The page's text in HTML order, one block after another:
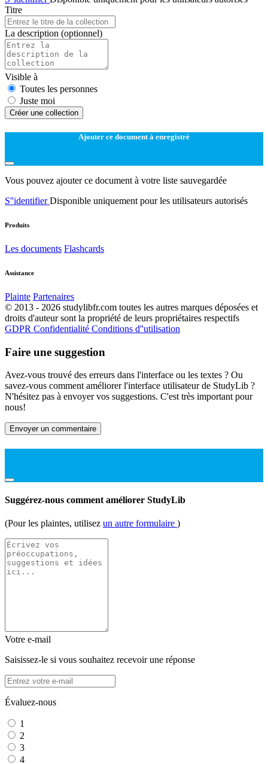
Titre
La description (optionnel)
Visible à
Toutes les personnes
Juste moi
Créer une collection
Ajouter ce document à enregistré
Vous pouvez ajouter ce document à votre liste sauvegardée
S''identifierDisponible uniquement pour les utilisateurs autorisés
Produits
Les documents Flashcards
Assistance
Plainte Partenaires
© 2013 - 2026 studylibfr.com toutes les autres marques déposées et
droits d'auteur sont la propriété de leurs propriétaires respectifs
GDPR Confidentialité Conditions d''utilisation
Faire une suggestion
Avez-vous trouvé des erreurs dans l'interface ou les textes ? Ou
savez-vous comment améliorer l'interface utilisateur de StudyLib ?
N'hésitez pas à envoyer vos suggestions. C'est très important pour
nous!
Envoyer un commentaire
Suggérez-nous comment améliorer StudyLib
(Pour les plaintes, utilisez un autre formulaire )
Votre e-mail
Saisissez-le si vous souhaitez recevoir une réponse
Évaluez-nous
1
2
3
4